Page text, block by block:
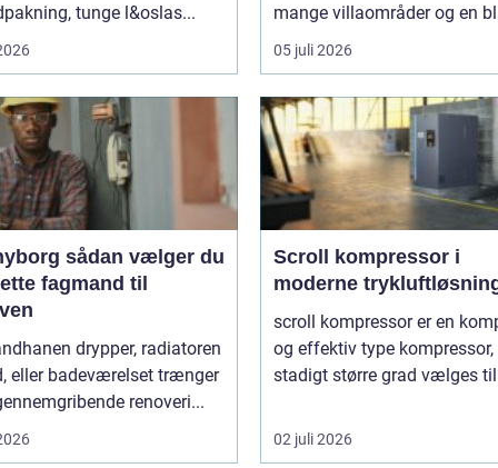
tunge l&oslas...
mange villaområder og en
05 juli 2026
vælger du
fagmand til
drypper, radiatoren
eller badeværelset trænger
renoveri...
Scroll kompressor i
moderne
scroll kompressor er en
og effektiv type
stadigt større grad vælges
02 juli 2026